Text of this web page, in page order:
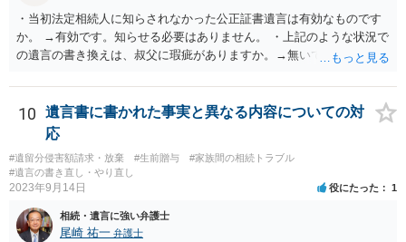
・当初法定相続人に知らされなかった公正証書遺言は有効なものです
か。 →有効です。知らせる必要はありません。 ・上記のような状況で
の遺言の書き換えは、叔父に瑕疵がありますか。→無いです。 ・分割
ますか。 →本人が自由に決められますので、どこが妥当とは言えない
です。客観的な基準もありません。 ・できれば穏やかに、分割を拒否
することはできますか。 →分割を拒否するということは、遺産はいら
ないということでしょうか。遺言で、受取を指定されててもいらない
と拒否することはできます。理由を説明する必要はありません。
10
遺言書に書かれた事実と異なる内容についての対
応
#遺留分侵害額請求・放棄 #生前贈与
#家族間の相続トラブル
#遺言の書き直し・やり直し
2023年9月14日 役にたった 1
相続・遺言に強い弁護士
尾崎 祐一 弁護士